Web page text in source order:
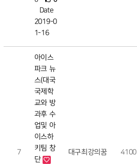
Date
2019-0
1-16
7
아이스
파크 뉴
스(대국
국제학
교와 방
과후 수
업및 아
이스하
키팀 창
단
대구최강의꿈 4100